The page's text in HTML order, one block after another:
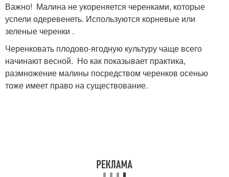
Важно! Малина не укореняется черенками, которые
успели одеревенеть. Используются корневые или
зеленые черенки .
Черенковать плодово-ягодную культуру чаще всего
начинают весной. Но как показывает практика,
размножение малины посредством черенков осенью
тоже имеет право на существование.